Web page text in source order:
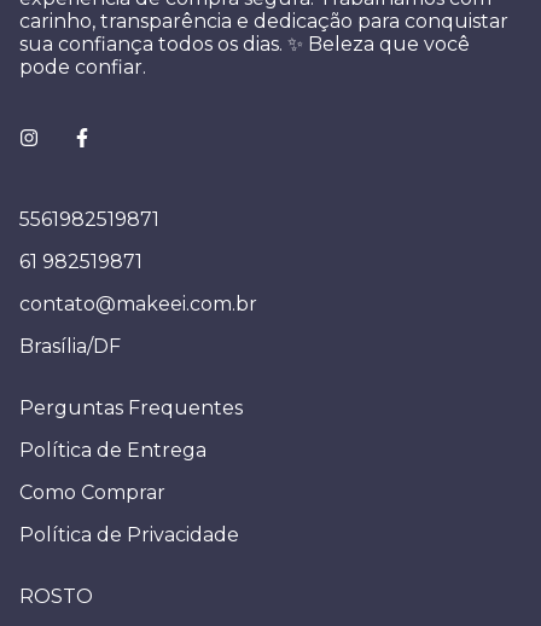
carinho, transparência e dedicação para conquistar
sua confiança todos os dias. ✨ Beleza que você
pode confiar.
5561982519871
61 982519871
contato@makeei.com.br
Brasília/DF
Perguntas Frequentes
Política de Entrega
Como Comprar
Política de Privacidade
ROSTO